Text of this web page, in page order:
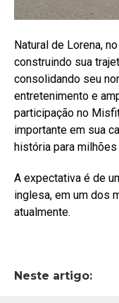
Natural de Lorena,
construindo sua
consolidando seu
entretenimento e
participação no
importante em sua
história para
A expectativa é de
inglesa, em um dos
atualmente.
Neste artigo: